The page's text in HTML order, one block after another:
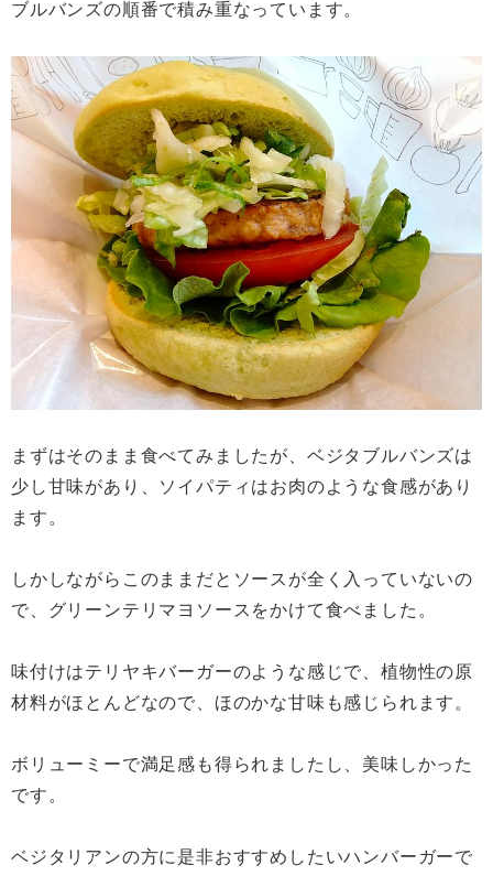
ブルバンズの順番で積み重なっています。
まずはそのまま食べてみましたが、ベジタブルバンズは
少し甘味があり、ソイパティはお肉のような食感があり
ます。
しかしながらこのままだとソースが全く入っていないの
で、グリーンテリマヨソースをかけて食べました。
味付けはテリヤキバーガーのような感じで、植物性の原
材料がほとんどなので、ほのかな甘味も感じられます。
ボリューミーで満足感も得られましたし、美味しかった
です。
ベジタリアンの方に是非おすすめしたいハンバーガーで